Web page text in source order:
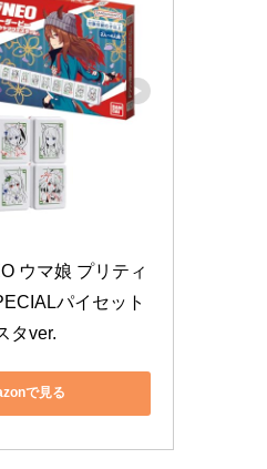
ウマ娘 プリティ
パイセット
タver.
で見る